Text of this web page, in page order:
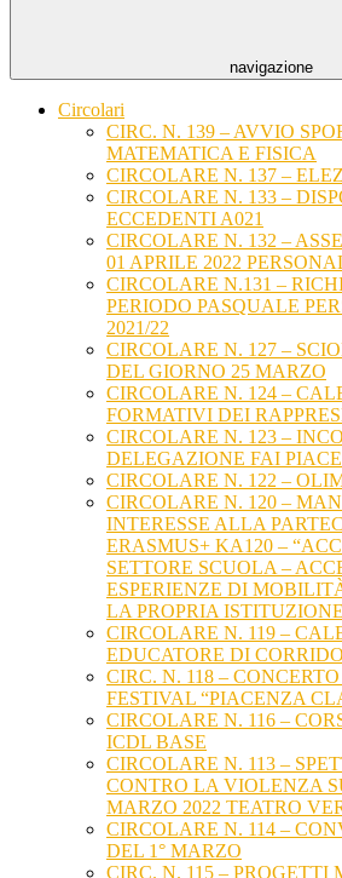
navigazione
Circolari
CIRC. N. 139 – AVVIO
MATEMATICA E FISICA
CIRCOLARE N. 137 –
CIRCOLARE N. 133 –
ECCEDENTI A021
CIRCOLARE N. 132 –
01 APRILE 2022
CIRCOLARE N.131 –
PERIODO PASQUALE
2021/22
CIRCOLARE N. 127 –
DEL GIORNO 25 MARZO
CIRCOLARE N. 124 –
FORMATIVI DEI
CIRCOLARE N. 123 –
DELEGAZIONE FAI
CIRCOLARE N. 122 –
CIRCOLARE N. 120 –
INTERESSE ALLA
ERASMUS+ KA120 –
SETTORE SCUOLA –
ESPERIENZE DI
LA PROPRIA
CIRCOLARE N. 119 –
EDUCATORE DI
CIRC. N. 118 –
FESTIVAL “PIACENZA
CIRCOLARE N. 116 –
ICDL BASE
CIRCOLARE N. 113 –
CONTRO LA VIOLENZA
MARZO 2022 TEATRO
CIRCOLARE N. 114 –
DEL 1° MARZO
CIRC. N. 115 – PROGETTI